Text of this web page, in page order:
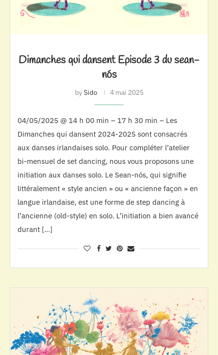
Dimanches qui dansent Episode 3 du sean-
nós
bySido 4 mai 2025
04/05/2025 @ 14 h 00 min – 17 h 30 min – Les
Dimanches qui dansent 2024-2025 sont consacrés
aux danses irlandaises solo. Pour compléter l’atelier
bi-mensuel de set dancing, nous vous proposons une
initiation aux danses solo. Le Sean-nós, qui signifie
littéralement « style ancien » ou « ancienne façon » en
langue irlandaise, est une forme de step dancing à
l’ancienne (old-style) en solo. L’initiation a bien avancé
durant […]